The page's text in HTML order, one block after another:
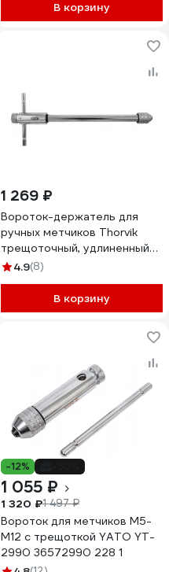
В корзину
1 269 ₽
Вороток-держатель для
ручных метчиков Thorvik
трещоточный, удлиненный
M5-12 RTH20 52881
4.9(8)
В корзину
-12%
1 055 ₽
1 320 ₽1 497 ₽
Вороток для метчиков M5-
M12 с трещоткой YATO YT-
2990 36572990 228 1